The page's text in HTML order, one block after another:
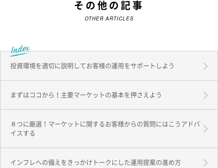
その他の記事
OTHER ARTICLES
投資環境を適切に説明してお客様の運用をサポートしよう
まずはココから！主要マーケットの基本を押さえよう
８つに厳選！マーケットに関するお客様からの質問にはこうアドバ
イスする
インフレへの備えをきっかけトークにした運用提案の進め方